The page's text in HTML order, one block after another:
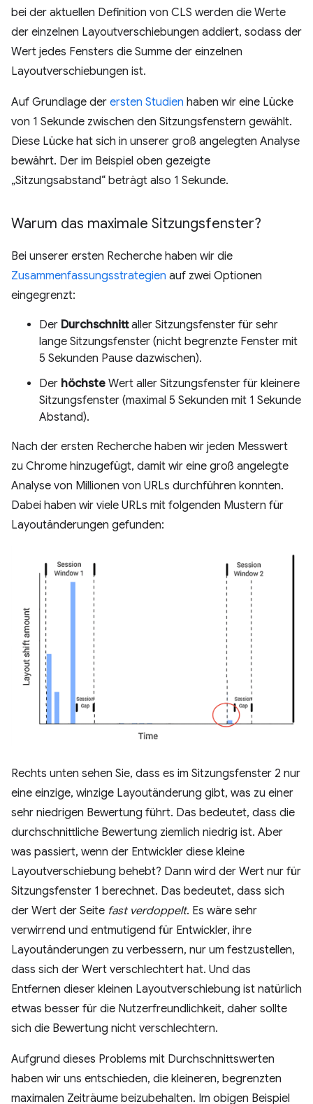
bei der aktuellen Definition von CLS werden die Werte
der einzelnen Layoutverschiebungen addiert, sodass der
Wert jedes Fensters die Summe der einzelnen
Layoutverschiebungen ist.
Auf Grundlage der ersten Studien haben wir eine Lücke
von 1 Sekunde zwischen den Sitzungsfenstern gewählt.
Diese Lücke hat sich in unserer groß angelegten Analyse
bewährt. Der im Beispiel oben gezeigte
„Sitzungsabstand“ beträgt also 1 Sekunde.
Warum das maximale Sitzungsfenster?
Bei unserer ersten Recherche haben wir die
Zusammenfassungsstrategien auf zwei Optionen
eingegrenzt:
Der Durchschnittaller Sitzungsfenster für sehr
lange Sitzungsfenster (nicht begrenzte Fenster mit
5 Sekunden Pause dazwischen).
Der höchste Wert aller Sitzungsfenster für kleinere
Sitzungsfenster (maximal 5 Sekunden mit 1 Sekunde
Abstand).
Nach der ersten Recherche haben wir jeden Messwert
zu Chrome hinzugefügt, damit wir eine groß angelegte
Analyse von Millionen von URLs durchführen konnten.
Dabei haben wir viele URLs mit folgenden Mustern für
Layoutänderungen gefunden:
Rechts unten sehen Sie, dass es im Sitzungsfenster 2 nur
eine einzige, winzige Layoutänderung gibt, was zu einer
sehr niedrigen Bewertung führt. Das bedeutet, dass die
durchschnittliche Bewertung ziemlich niedrig ist. Aber
was passiert, wenn der Entwickler diese kleine
Layoutverschiebung behebt? Dann wird der Wert nur für
Sitzungsfenster 1 berechnet. Das bedeutet, dass sich
der Wert der Seite fast verdoppelt. Es wäre sehr
verwirrend und entmutigend für Entwickler, ihre
Layoutänderungen zu verbessern, nur um festzustellen,
dass sich der Wert verschlechtert hat. Und das
Entfernen dieser kleinen Layoutverschiebung ist natürlich
etwas besser für die Nutzerfreundlichkeit, daher sollte
sich die Bewertung nicht verschlechtern.
Aufgrund dieses Problems mit Durchschnittswerten
haben wir uns entschieden, die kleineren, begrenzten
maximalen Zeiträume beizubehalten. Im obigen Beispiel